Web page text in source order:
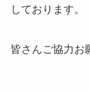
しております。
皆さんご協力お